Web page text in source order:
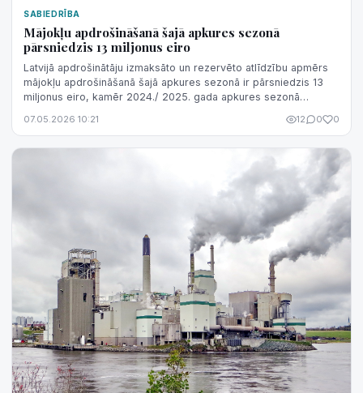
SABIEDRĪBA
Mājokļu apdrošināšanā šajā apkures sezonā
pārsniedzis 13 miljonus eiro
Latvijā apdrošinātāju izmaksāto un rezervēto atlīdzību apmērs
mājokļu apdrošināšanā šajā apkures sezonā ir pārsniedzis 13
miljonus eiro, kamēr 2024./ 2025. gada apkures sezonā
07.05.2026 10:21 12 0 0